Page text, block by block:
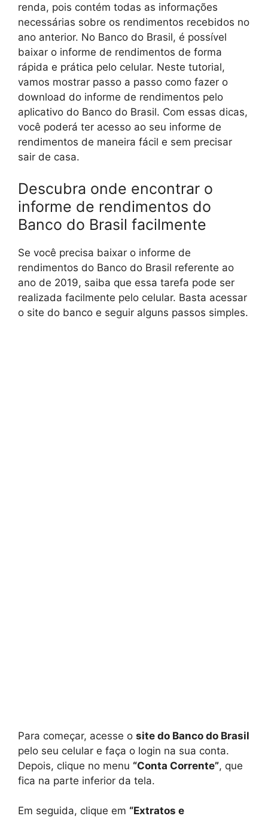
renda, pois contém todas as informações
necessárias sobre os rendimentos recebidos no
ano anterior. No Banco do Brasil, é possível
baixar o informe de rendimentos de forma
rápida e prática pelo celular. Neste tutorial,
vamos mostrar passo a passo como fazer o
download do informe de rendimentos pelo
aplicativo do Banco do Brasil. Com essas dicas,
você poderá ter acesso ao seu informe de
rendimentos de maneira fácil e sem precisar
sair de casa.
Descubra onde encontrar o
informe de rendimentos do
Banco do Brasil facilmente
Se você precisa baixar o informe de
rendimentos do Banco do Brasil referente ao
ano de 2019, saiba que essa tarefa pode ser
realizada facilmente pelo celular. Basta acessar
o site do banco e seguir alguns passos simples.
Para começar, acesse o site do Banco do Brasil
pelo seu celular e faça o login na sua conta.
Depois, clique no menu “Conta Corrente”, que
fica na parte inferior da tela.
Em seguida, clique em “Extratos e